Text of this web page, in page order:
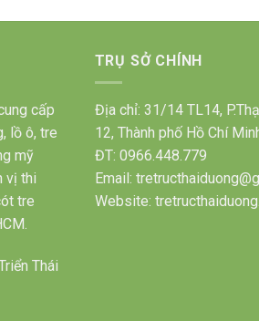
cấp
lồ ô, tre
mỹ
vị thi
tre
Thái
TRỤ SỞ CHÍNH
Địa chỉ: 31/14 TL14,
12, Thành phố Hồ Chí
ĐT: 0966.448.779
Email:
Website: